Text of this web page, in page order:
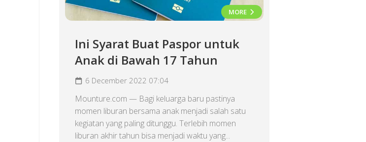
MORE
Ini Syarat Buat Paspor untuk
Anak di Bawah 17 Tahun
6 December 2022 07:04
Mounture.com — Bagi keluarga baru pastinya
momen liburan bersama anak menjadi salah satu
kegiatan yang paling ditunggu. Terlebih momen
liburan akhir tahun bisa menjadi waktu yang...